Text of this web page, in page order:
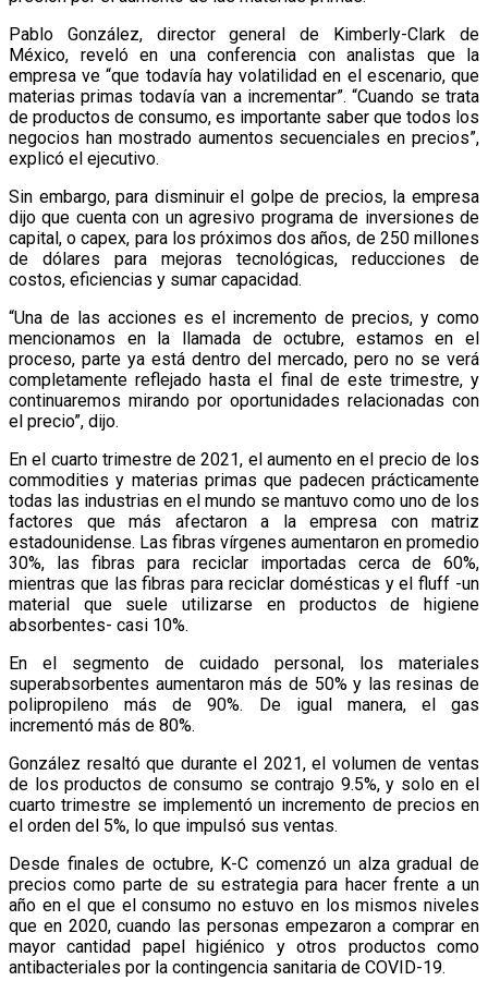
Pablo González, director general de Kimberly-Clark de
México, reveló en una conferencia con analistas que la
empresa ve “que todavía hay volatilidad en el escenario, que
materias primas todavía van a incrementar”. “Cuando se trata
de productos de consumo, es importante saber que todos los
negocios han mostrado aumentos secuenciales en precios”,
explicó el ejecutivo.
Sin embargo, para disminuir el golpe de precios, la empresa
dijo que cuenta con un agresivo programa de inversiones de
capital, o capex, para los próximos dos años, de 250 millones
de dólares para mejoras tecnológicas, reducciones de
costos, eficiencias y sumar capacidad.
“Una de las acciones es el incremento de precios, y como
mencionamos en la llamada de octubre, estamos en el
proceso, parte ya está dentro del mercado, pero no se verá
completamente reflejado hasta el final de este trimestre, y
continuaremos mirando por oportunidades relacionadas con
el precio”, dijo.
En el cuarto trimestre de 2021, el aumento en el precio de los
commodities y materias primas que padecen prácticamente
todas las industrias en el mundo se mantuvo como uno de los
factores que más afectaron a la empresa con matriz
estadounidense. Las fibras vírgenes aumentaron en promedio
30%, las fibras para reciclar importadas cerca de 60%,
mientras que las fibras para reciclar domésticas y el fluff -un
material que suele utilizarse en productos de higiene
absorbentes- casi 10%.
En el segmento de cuidado personal, los materiales
superabsorbentes aumentaron más de 50% y las resinas de
polipropileno más de 90%. De igual manera, el gas
incrementó más de 80%.
González resaltó que durante el 2021, el volumen de ventas
de los productos de consumo se contrajo 9.5%, y solo en el
cuarto trimestre se implementó un incremento de precios en
el orden del 5%, lo que impulsó sus ventas.
Desde finales de octubre, K-C comenzó un alza gradual de
precios como parte de su estrategia para hacer frente a un
año en el que el consumo no estuvo en los mismos niveles
que en 2020, cuando las personas empezaron a comprar en
mayor cantidad papel higiénico y otros productos como
antibacteriales por la contingencia sanitaria de COVID-19.